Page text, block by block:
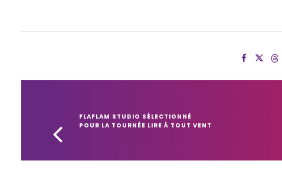
FLAFLAM STUDIO SÉLECTIONNÉ
POUR LA TOURNÉE LIRE À TOUT VENT